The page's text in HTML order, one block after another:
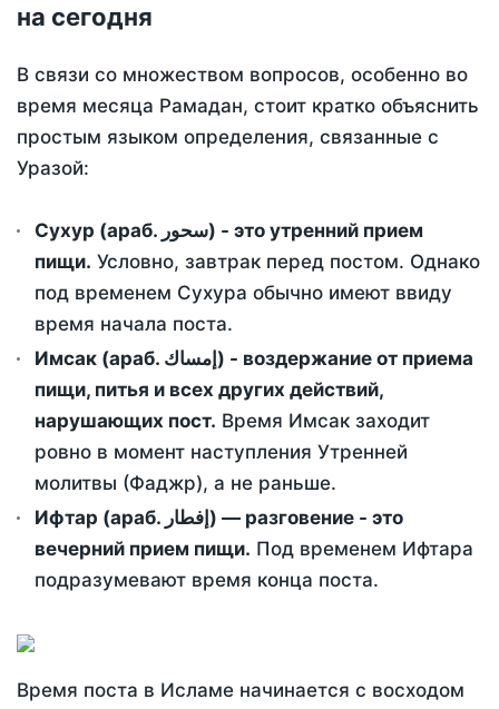
на сегодня
В связи со множеством вопросов, особенно во
время месяца Рамадан, стоит кратко объяснить
простым языком определения, связанные с
Уразой:
Сухур (араб. سحور) - это утренний прием
пищи. Условно, завтрак перед постом. Однако
под временем Сухура обычно имеют ввиду
время начала поста.
Имсак (араб. إمساك) - воздержание от приема
пищи, питья и всех других действий,
нарушающих пост. Время Имсак заходит
ровно в момент наступления Утренней
молитвы (Фаджр), а не раньше.
Ифтар (араб. إفطار) — разговение - это
вечерний прием пищи. Под временем Ифтара
подразумевают время конца поста.
Время поста в Исламе начинается с восходом